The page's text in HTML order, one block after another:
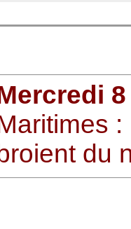
broient du